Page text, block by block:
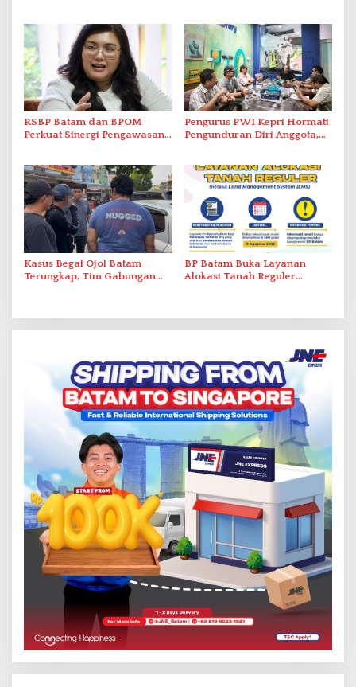
RSBP Batam dan BPOM
Perkuat Sinergi Pengawasan
Pengurus PWI Kepri Hormati
Pengunduran Diri Anggota,
Kasus Begal Ojol Batam
Terungkap, Tim Gabungan
BP Batam Buka Layanan
Alokasi Tanah Reguler